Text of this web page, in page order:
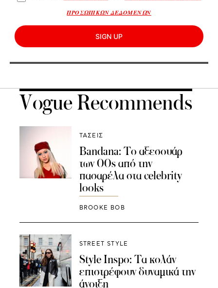
ΠΡΟΣΩΠΙΚΩΝ ΔΕΔΟΜΕΝΩΝ
SIGN UP
Vogue Recommends
ΤΑΣΕΙΣ
Bandana: To αξεσουάρ
των 00s από την
πασαρέλα στα celebrity
looks
BROOKE BOB
STREET STYLE
Style Inspo: Τα κολάν
επιστρέφουν δυναμικά την
άνοιξη